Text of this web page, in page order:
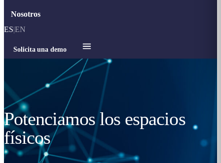
Nosotros
ES|EN
Solicita una demo
Potenciamos los espacios
físicos